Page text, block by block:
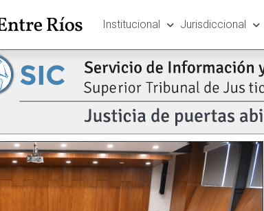
Institucional Jurisdiccional